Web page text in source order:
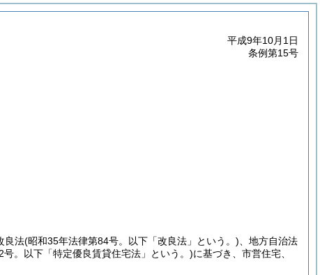
平成9年10月1日
条例第15号
良法(昭和35年法律第84号。以下「改良法」という。) 、地方自治法
号。以下「特定優良賃貸住宅法」という。)に基づき、市営住宅、